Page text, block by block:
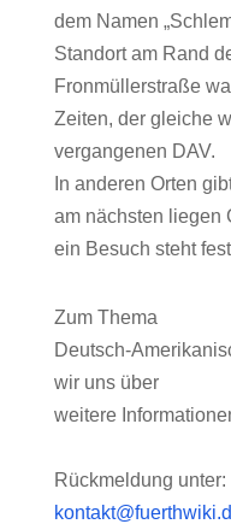
dem Namen
Standort am Rand
Fronmüllerstraße
Zeiten, der gleiche
vergangenen DAV.
In anderen Orten
am nächsten liegen
ein Besuch steht
Zum Thema
Deutsch-
wir uns über
weitere
Rückmeldung unter: